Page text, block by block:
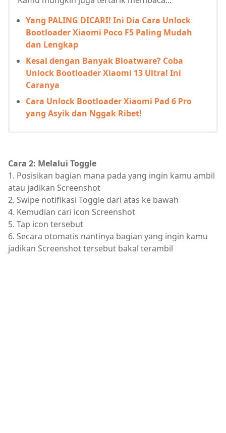
Yang PALING DICARI! Ini Dia Cara Unlock
Bootloader Xiaomi Poco F5 Paling Mudah
dan Lengkap
Kesal dengan Banyak Bloatware? Coba
Unlock Bootloader Xiaomi 13 Ultra! Ini
Caranya
Cara Unlock Bootloader Xiaomi Pad 6 Pro
yang Asyik dan Nggak Ribet!
Cara 2: Melalui Toggle
1. Posisikan bagian mana pada yang ingin kamu ambil
atau jadikan Screenshot
2. Swipe notifikasi Toggle dari atas ke bawah
4. Kemudian cari icon Screenshot
5. Tap icon tersebut
6. Secara otomatis nantinya bagian yang ingin kamu
jadikan Screenshot tersebut bakal terambil